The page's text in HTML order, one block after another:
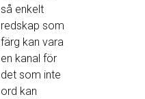
så enkelt
redskap som
färg kan vara
en kanal för
det som inte
ord kan